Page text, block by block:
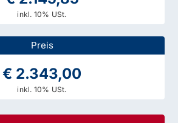
inkl. 10% USt.
Preis
€ 2.343,00
inkl. 10% USt.